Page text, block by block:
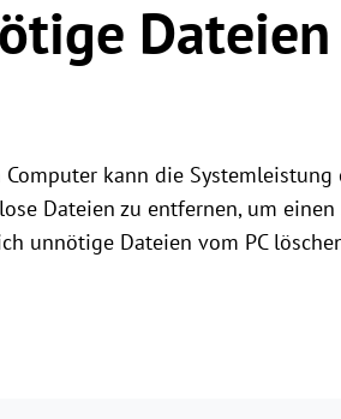
Dateien
kann die
Dateien zu entfernen, um
unnötige Dateien vom PC